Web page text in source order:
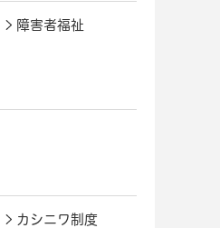
障害者福祉
カシニワ制度